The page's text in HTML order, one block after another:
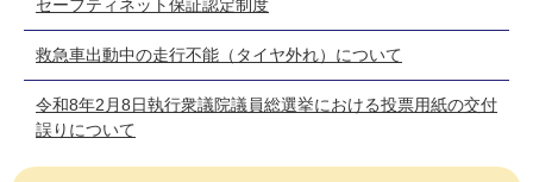
セーフティネット保証認定制度
救急車出動中の走行不能（タイヤ外れ）について
令和8年2月8日執行衆議院議員総選挙における投票用紙の交付
誤りについて